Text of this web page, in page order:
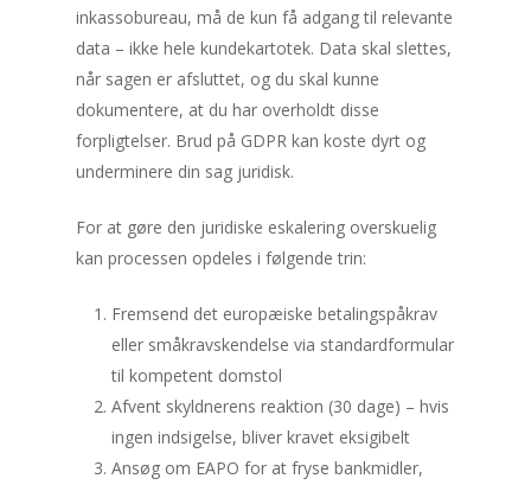
inkassobureau, må de kun få adgang til relevante
data – ikke hele kundekartotek. Data skal slettes,
når sagen er afsluttet, og du skal kunne
dokumentere, at du har overholdt disse
forpligtelser. Brud på GDPR kan koste dyrt og
underminere din sag juridisk.
For at gøre den juridiske eskalering overskuelig
kan processen opdeles i følgende trin:
Fremsend det europæiske betalingspåkrav
eller småkravskendelse via standardformular
til kompetent domstol
Afvent skyldnerens reaktion (30 dage) – hvis
ingen indsigelse, bliver kravet eksigibelt
Ansøg om EAPO for at fryse bankmidler,